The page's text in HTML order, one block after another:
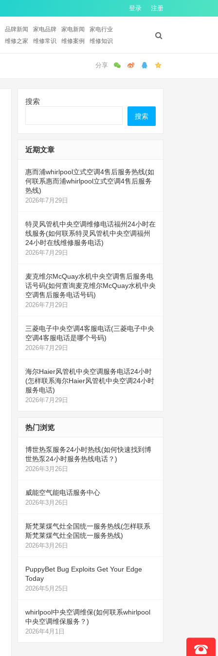
登录 注册
品牌新闻 家电品牌 家电新闻
家电行业
维修之家 维修常识 维修案例 维修知识
搜索
搜索
近期文章
惠而浦whirlpool立式空调4售后服务热线(如
何联系惠而浦whirlpool立式空调4售后服务
热线)
2026年7月29日
特灵风管机中央空调维修电话福州24小时在
线服务(如何联系特灵风管机中央空调福州
24小时在线维修服务电话)
2026年7月29日
麦克维尔McQuay水机中央空调售后服务电
话号码(如何查询麦克维尔McQuay水机中央
空调售后服务电话号码)
2026年7月29日
三菱电子中央空调4客服电话(三菱电子中央
空调4客服电话是哪个号码)
2026年7月29日
海尔Haier风管机中央空调服务电话24小时
(怎样联系海尔Haier风管机中央空调24小时
服务电话)
2026年7月29日
热门浏览
博世热泵服务24小时热线(如何快速找到博
世热泵24小时服务热线电话？)
2026年3月26日
威能空气能电话服务中心
2026年3月26日
斯梵莱煤气灶全国统一服务热线(怎样联系
斯梵莱煤气灶全国统一服务热线)
2026年3月26日
PuppyBet Bug Exploits Get Your Edge
Today
2026年5月25日
whirlpool中央空调维保(如何联系whirlpool
中央空调维保服务？)
2026年4月1日